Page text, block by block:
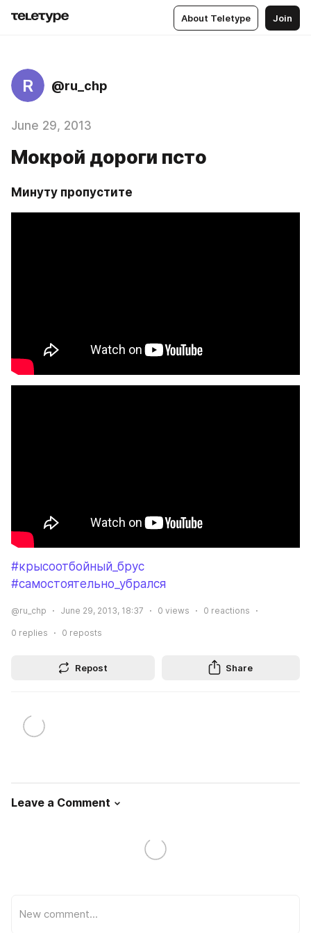
About Teletype Join
R @ru_chp
June 29, 2013
Мокрой дороги псто
Минуту пропустите
#крысоотбойный_брус
#самостоятельно_убрался
@ru_chp June 29, 2013, 18:37 0 views 0 reactions
0 replies 0 reposts
Repost Share
Leave a Comment